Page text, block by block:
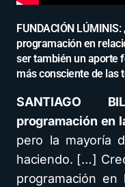
FUNDACIÓN
programación en
ser también un aporte
más consciente de las
SANTIAGO
programación en
pero la mayoría
haciendo. […]
programación en